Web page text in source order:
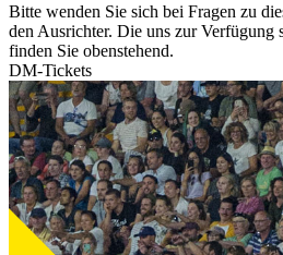
Bitte wenden Sie sich bei Fragen zu
den Ausrichter. Die uns zur Verfügung
finden Sie obenstehend.
DM-Tickets